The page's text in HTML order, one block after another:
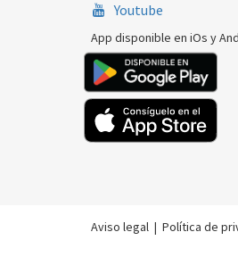
Youtube
App disponible en iOs y
Aviso legal | Política de